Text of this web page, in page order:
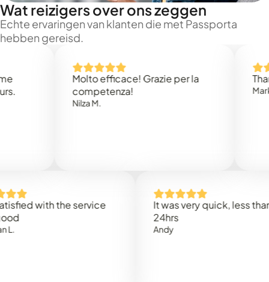
Wat reizigers over ons zeggen
Echte ervaringen van klanten die met Passporta
hebben gereisd.
Molto efficace! Grazie per la
competenza!
Thank
Mark N.
with the service
It was very quick, less than